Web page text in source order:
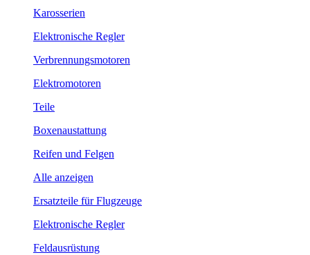
Karosserien
Elektronische Regler
Verbrennungsmotoren
Elektromotoren
Teile
Boxenaustattung
Reifen und Felgen
Alle anzeigen
Ersatzteile für Flugzeuge
Elektronische Regler
Feldausrüstung